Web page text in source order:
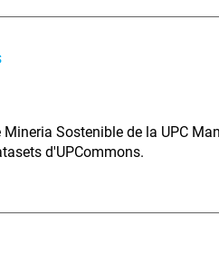
Sostenible de la UPC
d'UPCommons.